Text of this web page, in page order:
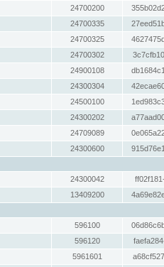
24700200
24700335
24700325
24700302
24900108
24300304
24500100
24300202
24709089
24300600
24300042
13409200
596100
596120
5961601